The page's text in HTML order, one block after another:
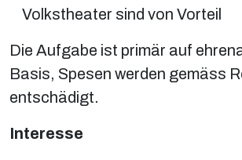
Volkstheater sind von Vorteil
Die Aufgabe ist primär auf
Basis, Spesen werden gemäss
entschädigt.
Interesse